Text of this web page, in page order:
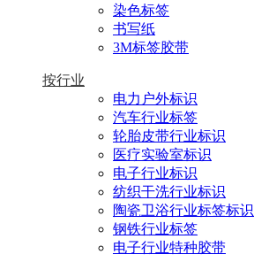
染色标签
书写纸
3M标签胶带
按行业
电力户外标识
汽车行业标签
轮胎皮带行业标识
医疗实验室标识
电子行业标识
纺织干洗行业标识
陶瓷卫浴行业标签标识
钢铁行业标签
电子行业特种胶带